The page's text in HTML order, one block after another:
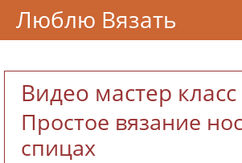
Видео мастер класс
Простое вязание
спицах
Люблю Вязать